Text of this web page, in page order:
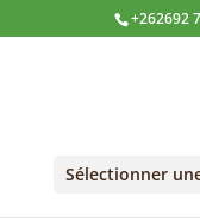
+262692
Sélectionner